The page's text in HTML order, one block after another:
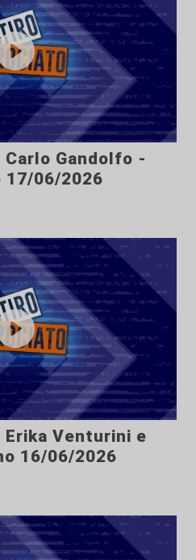
Gandolfo -
17/06/2026
Venturini e
16/06/2026